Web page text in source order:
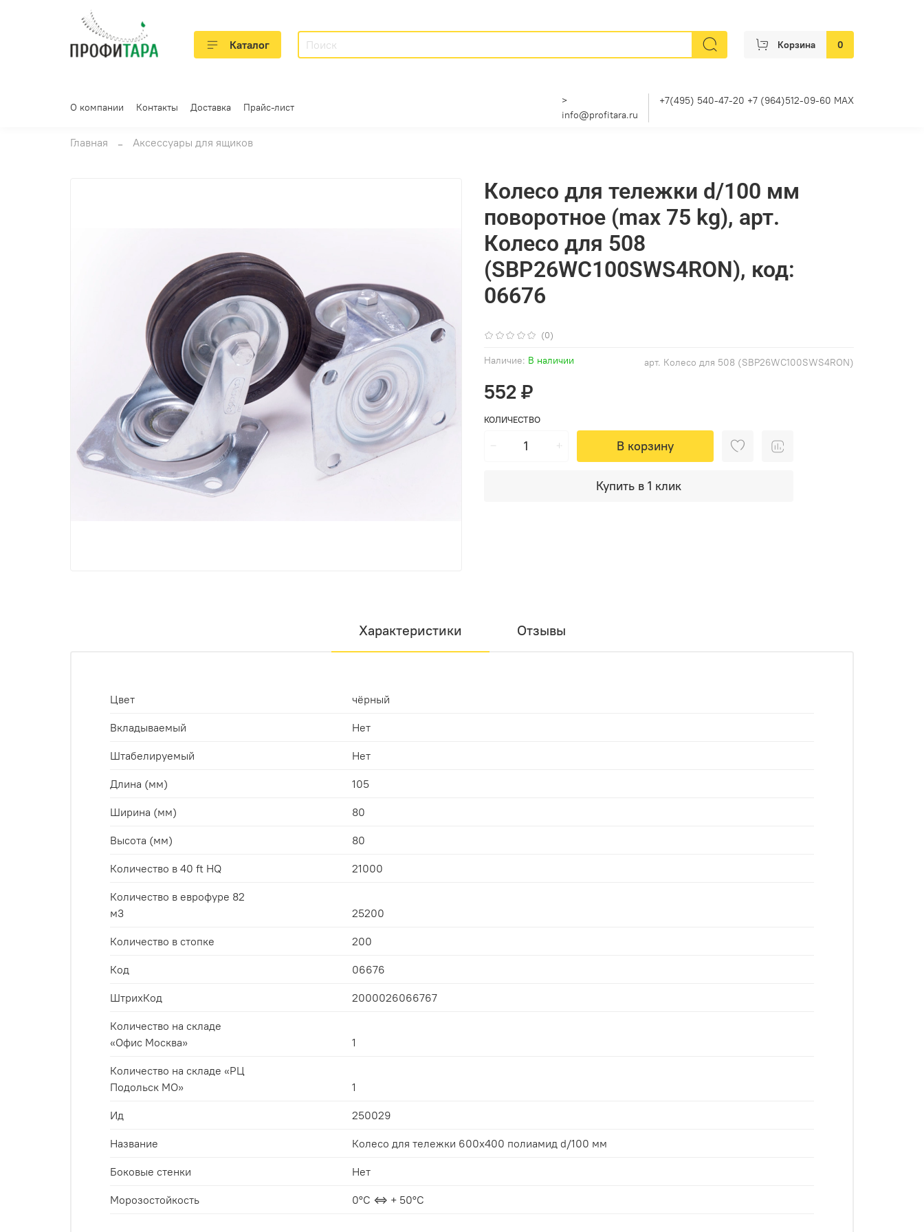
Каталог Корзина 0
О компании Контакты Доставка Прайс-лист
>
info@profitara.ru
+7(495) 540-47-20 +7 (964)512-09-60 MAX
Главная Аксессуары для ящиков
(0)
арт. Колесо для 508 (SBP26WC100SWS4RON)
Наличие: В наличии
Колесо для тележки d/100 мм
поворотное (max 75 kg), арт.
Колесо для 508
(SBP26WC100SWS4RON), код:
06676
552 ₽
КОЛИЧЕСТВО
В корзину
Купить в 1 клик
Характеристики Отзывы
Цвет чёрный
Вкладываемый Нет
Штабелируемый Нет
Длина (мм) 105
Ширина (мм) 80
Высота (мм) 80
Количество в 40 ft HQ 21000
Количество в еврофуре 82
м3
25200
Количество в стопке 200
Код 06676
ШтрихКод 2000026066767
Количество на складе
«Офис Москва»
1
Количество на складе «РЦ
Подольск МО»
1
Ид 250029
Название Колесо для тележки 600х400 полиамид d/100 мм
Боковые стенки Нет
Морозостойкость 0°С ⇔ + 50°С